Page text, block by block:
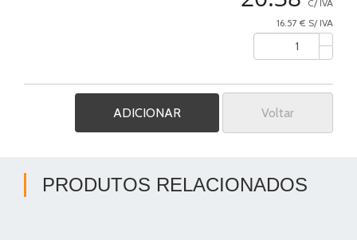
C/ IVA
16.57 € S/ IVA
Voltar
PRODUTOS RELACIONADOS